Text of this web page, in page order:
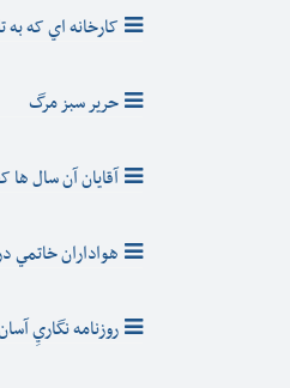
کارخانه اي که به
حرير سبز مرگ
آقايان آن سال ها
هواداران خاتمي
روزنامه نگاريِ